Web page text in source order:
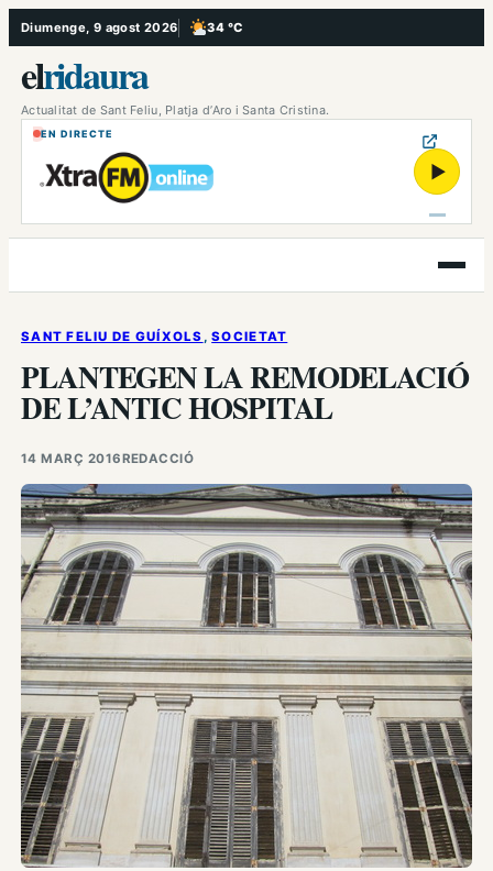
Vés
al
contingut
Diumenge, 9 agost 2026 34 °C
, Poc ennuvolat
elridaura
Actualitat de Sant Feliu, Platja d’Aro i Santa Cristina.
EN DIRECTE
▶
Obre
el
SANT FELIU DE GUÍXOLS , SOCIETAT
PLANTEGEN LA REMODELACIÓ
DE L’ANTIC HOSPITAL
14 MARÇ 2016REDACCIÓ